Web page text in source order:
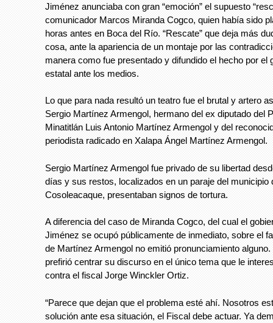
Jiménez anunciaba con gran “emoción” el supuesto
comunicador Marcos Miranda Cogco, quien había sido
horas antes en Boca del Río. “Rescate” que deja más
cosa, ante la apariencia de un montaje por las
manera como fue presentado y difundido el hecho por el
estatal ante los medios.
Lo que para nada resultó un teatro fue el brutal y artero
Sergio Martínez Armengol, hermano del ex diputado del
Minatitlán Luis Antonio Martínez Armengol y del
periodista radicado en Xalapa Ángel Martínez Armengol.
Sergio Martínez Armengol fue privado de su libertad
días y sus restos, localizados en un paraje del municipio
Cosoleacaque, presentaban signos de tortura.
A diferencia del caso de Miranda Cogco, del cual el
Jiménez se ocupó públicamente de inmediato, sobre el
de Martínez Armengol no emitió pronunciamiento
prefirió centrar su discurso en el único tema que le
contra el fiscal Jorge Winckler Ortiz.
“Parece que dejan que el problema esté ahí. Nosotros
solución ante esa situación, el Fiscal debe actuar. Ya